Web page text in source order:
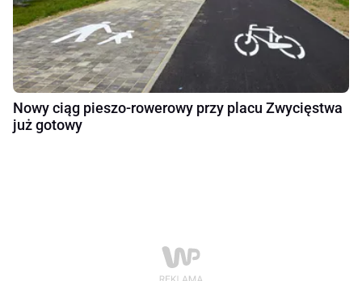
Nowy ciąg pieszo-rowerowy przy placu Zwycięstwa
już gotowy